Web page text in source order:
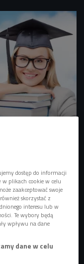
dostęp do informacji
plikach cookie w celu
zaakceptować swoje
skorzystać z
interesu lub w
Te wybory będą
wpływu na dane
dane w celu